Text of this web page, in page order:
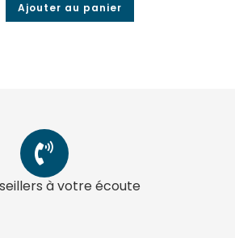
Ajouter au panier
à votre écoute